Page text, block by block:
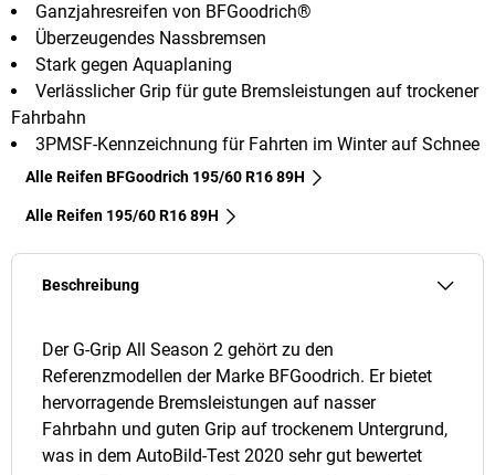
Ganzjahresreifen von BFGoodrich®
Überzeugendes Nassbremsen
Stark gegen Aquaplaning
Verlässlicher Grip für gute Bremsleistungen auf trockener
Fahrbahn
3PMSF-Kennzeichnung für Fahrten im Winter auf Schnee
Alle Reifen BFGoodrich 195/60 R16 89H
Alle Reifen‎ 195/60 R16 89H
Beschreibung
Der G-Grip All Season 2 gehört zu den
Referenzmodellen der Marke BFGoodrich. Er bietet
hervorragende Bremsleistungen auf nasser
Fahrbahn und guten Grip auf trockenem Untergrund,
was in dem AutoBild-Test 2020 sehr gut bewertet